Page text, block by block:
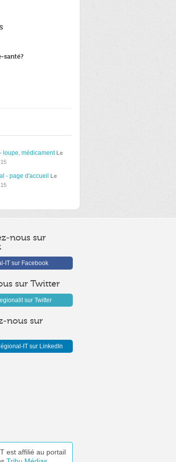
santé?
loupe, médicament Le
- page d'accueil Le
nous sur
IT sur Facebook
sur Twitter
sur Twitter
nous sur
IT sur LinkedIn
est affilié au portail